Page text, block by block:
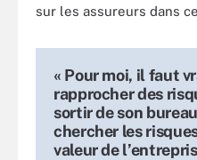
sur les assureurs dans
« Pour moi, il faut
rapprocher des
sortir de son
chercher les
valeur de